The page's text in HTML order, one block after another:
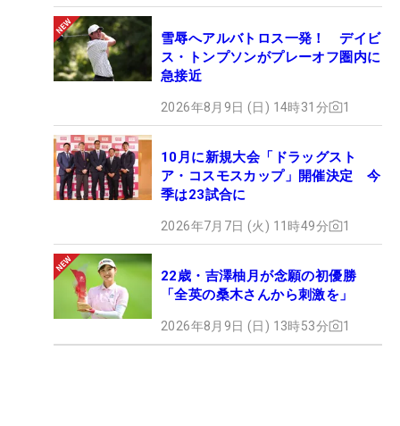
雪辱へアルバトロス一発！ デイビ
ス・トンプソンがプレーオフ圏内に
急接近
2026年8月9日 (日) 14時31分 1
10月に新規大会「ドラッグスト
ア・コスモスカップ」開催決定 今
季は23試合に
2026年7月7日 (火) 11時49分 1
22歳・吉澤柚月が念願の初優勝
「全英の桑木さんから刺激を」
2026年8月9日 (日) 13時53分 1